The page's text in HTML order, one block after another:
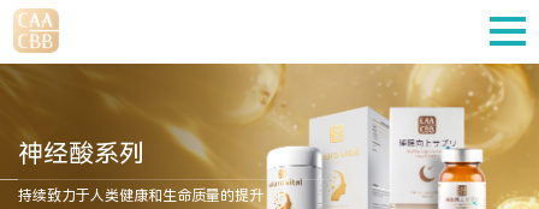
神经酸系列
持续致力于人类健康和生命质量的提升